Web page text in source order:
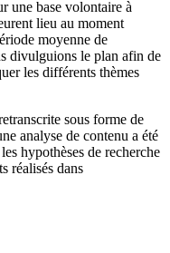
une base volontaire à
lieu au moment
moyenne de
divulguions le plan afin de
les différents thèmes
sous forme de
analyse de contenu a été
hypothèses de recherche
réalisés dans